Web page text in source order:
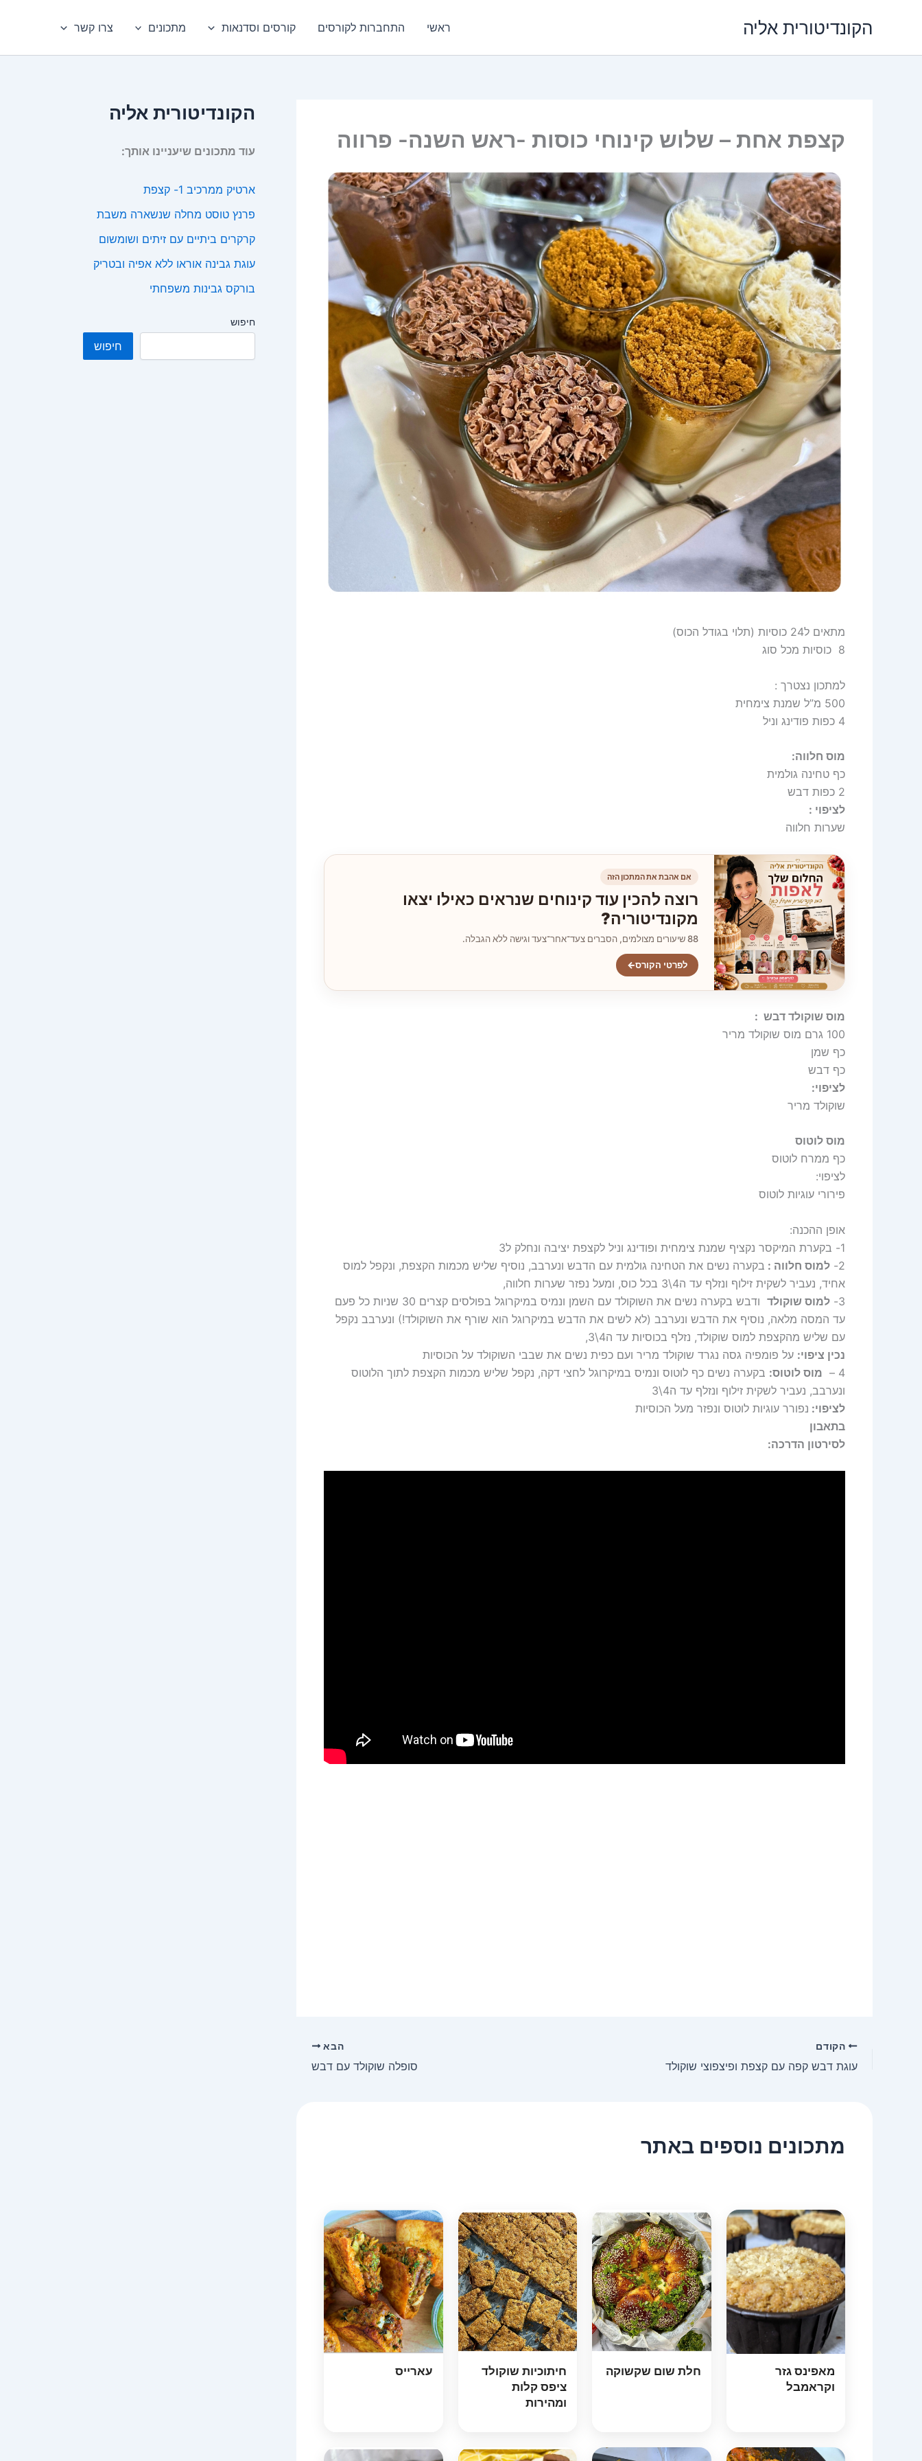
הקונדיטורית אליה ראשי התחברות לקורסים קורסים וסדנאות מתכונים צרו קשר
קצפת אחת – שלוש קינוחי כוסות -ראש השנה- פרווה
מתאים ל24 כוסיות (תלוי בגודל הכוס)
8 כוסיות מכל סוג
למתכון נצטרך :
500 מ”ל שמנת צימחית
4 כפות פודינג וניל
מוס חלווה:
כף טחינה גולמית
2 כפות דבש
לציפוי :
שערות חלווה
אם אהבת את המתכון הזה
רוצה להכין עוד קינוחים שנראים כאילו יצאו
מקונדיטוריה?
88 שיעורים מצולמים, הסברים צעד־אחר־צעד וגישה ללא הגבלה.
לפרטי הקורס←
מוס שוקולד דבש :
100 גרם מוס שוקולד מריר
כף שמן
כף דבש
לציפוי:
שוקולד מריר
מוס לוטוס
כף ממרח לוטוס
לציפוי:
פירורי עוגיות לוטוס
אופן ההכנה:
1- בקערת המיקסר נקציף שמנת צימחית ופודינג וניל לקצפת יציבה ונחלק ל3
2-
למוס חלווה : בקערה נשים את הטחינה גולמית עם הדבש ונערבב, נוסיף שליש מכמות הקצפת, ונקפל למוס
אחיד, נעביר לשקית זילוף ונזלף עד ה4\3 בכל כוס, ומעל נפזר שערות חלווה,
3-
למוס שוקולד
ודבש בקערה נשים את השוקולד עם השמן ונמיס במיקרוגל בפולסים קצרים 30 שניות כל פעם
עד המסה מלאה, נוסיף את הדבש ונערבב (לא לשים את הדבש במיקרוגל הוא שורף את השוקולד!) ונערבב נקפל
עם שליש מהקצפת למוס שוקולד, נזלף בכוסיות עד ה4\3,
נכין ציפוי: על פומפיה גסה נגרד שוקולד מריר ועם כפית נשים את שבבי השוקולד על הכוסיות
4 –
מוס לוטוס: בקערה נשים כף לוטוס ונמיס במיקרוגל לחצי דקה, נקפל שליש מכמות הקצפת לתוך הלוטוס
ונערבב, נעביר לשקית זילוף ונזלף עד ה4\3
לציפוי: נפורר עוגיות לוטוס ונפזר מעל הכוסיות
בתאבון
לסירטון הדרכה:
הקודם
עוגת דבש קפה עם קצפת ופיצפוצי שוקולד
הבא
סופלה שוקולד עם דבש
מתכונים נוספים באתר
מאפינס גזר
וקראמבל
חלת שום שקשוקה
חיתוכיות שוקולד
ציפס קלות
ומהירות
עארייס
הקונדיטורית אליה
עוד מתכונים שיעניינו אותך:
ארטיק ממרכיב 1- קצפת
פרנץ טוסט מחלה שנשארה משבת
קרקרים ביתיים עם זיתים ושומשום
עוגת גבינה אוראו ללא אפיה ובטריק
בורקס גבינות משפחתי
חיפוש
חיפוש